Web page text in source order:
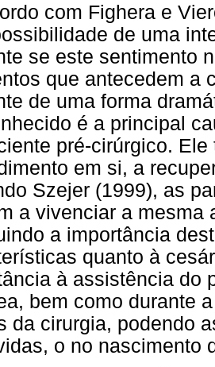
com Fighera e
de uma
se este sentimento
que antecedem a
de uma forma
é a principal
pré-cirúrgico.
em si, a
Szejer (1999), as
a vivenciar a mesma
a importância
quanto à
à assistência do
bem como durante
da cirurgia, podendo
o no nascimento